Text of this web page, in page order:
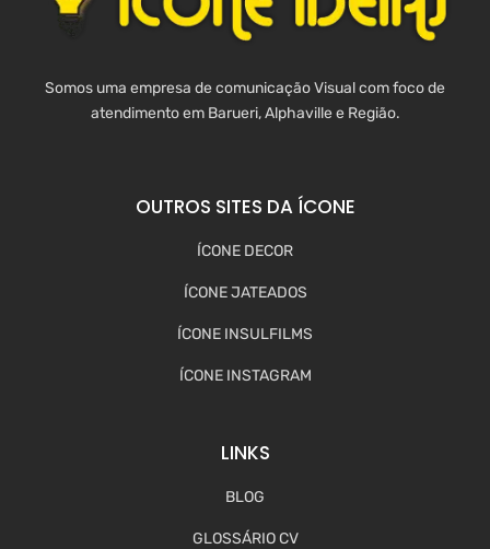
Somos uma empresa de comunicação Visual com foco de
atendimento em Barueri, Alphaville e Região.
OUTROS SITES DA ÍCONE
ÍCONE DECOR
ÍCONE JATEADOS
ÍCONE INSULFILMS
ÍCONE INSTAGRAM
LINKS
BLOG
GLOSSÁRIO CV